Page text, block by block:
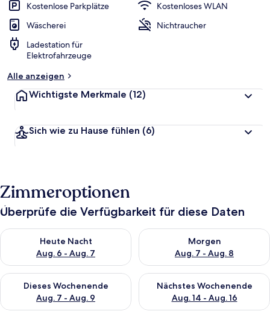
Kostenlose Parkplätze
Kostenloses WLAN
Wäscherei
Nichtraucher
Ladestation für
Elektrofahrzeuge
Alle anzeigen
Wichtigste Merkmale (12)
Sich wie zu Hause fühlen (6)
Zimmeroptionen
Überprüfe die Verfügbarkeit für diese Daten
Heute Nacht
Aug. 6 - Aug. 7
Überprüfe die Verfügbarkeit für heute Nacht, Aug. 6 - Aug. 7.
Morgen
Aug. 7 - Aug. 8
Überprüfe die Verfügbarkeit
Dieses Wochenende
Aug. 7 - Aug. 9
Überprüfe die Verfügbarkeit für dieses Wochenende, Aug. 7
Nächstes Wochenende
Aug. 14 - Aug. 16
Überprüfe die Verfügbarkeit